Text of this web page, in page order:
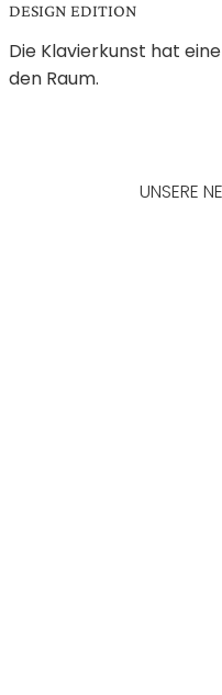
DESIGN EDITION
Die Klavierkunst hat
den Raum.
UNSERE